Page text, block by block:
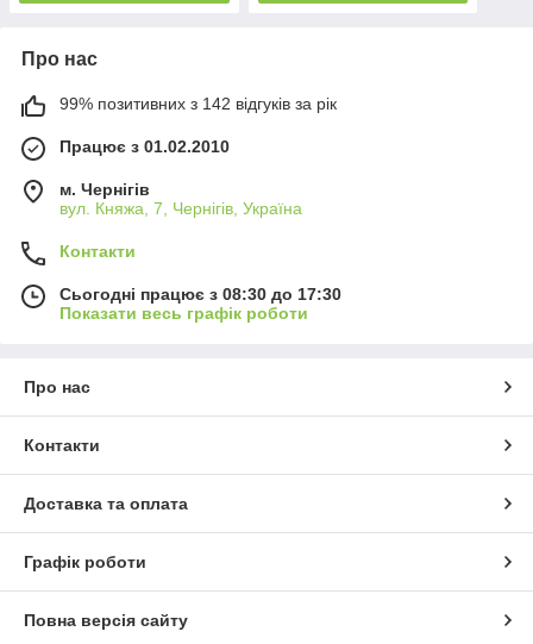
Про нас
99% позитивних з 142 відгуків за рік
Працює з 01.02.2010
м. Чернігів
вул. Княжа, 7, Чернігів, Україна
Контакти
Сьогодні працює з 08:30 до 17:30
Показати весь графік роботи
Про нас
Контакти
Доставка та оплата
Графік роботи
Повна версія сайту